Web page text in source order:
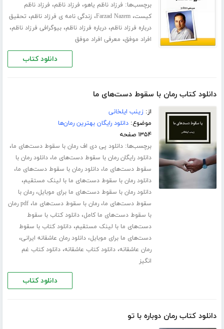
برچسب‌ها: فرزاد ناظم یاهو، فرزاد ناظم، فرزاد ناظم
کیست،Farzad Nazem، زندگی نامه ی فرزاد ناظم، تحقیق
درباره فرزاد ناظم،درباره فرزاد ناظم،بیوگرافی فرزاد ناظم،
افراد موفق، معرفی افراد موفق
دانلود کتاب
دانلود کتاب رمان با سقوط دست‌های ما
از:زینب ایلخانی
موضوع:دانلود رایگان بهترین رمان‌ها
۱۳۵۴ صفحه
برچسب‌ها:دانلود پی دی اف رمان با سقوط دست‌های ما،
دانلود رایگان رمان با سقوط دست‌های ما،دانلود رمان با
سقوط دست‌های ما،دانلود رمان با سقوط دست‌های ما،
دانلود رمان با سقوط دست‌های ما با لینک مستقیم،
دانلود رمان با سقوط دست‌های ما برای موبایل،رمان با
سقوط دست‌های ما،رمان با سقوط دست‌های ما،
pdf رمان
با سقوط دست‌های ما کامل،دانلود کتاب با سقوط
دست‌های ما با لینک مستقیم،دانلود کتاب با سقوط
دست‌های ما برای موبایل،دانلود رمان عاشقانه ایرانی،
رمان عاشقانه،دانلود کتاب عاشقانه،دانلود کتاب غم
انگیز
دانلود کتاب
دانلود کتاب رمان دوباره با تو